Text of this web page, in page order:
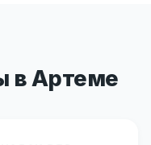
в Артеме